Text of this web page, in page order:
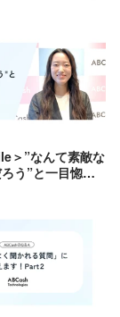
＞”なんて素敵な
う”と一目惚れ -